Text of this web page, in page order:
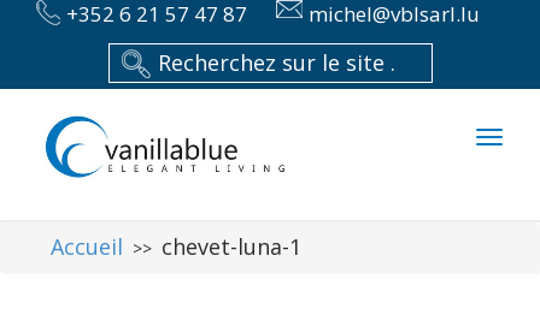
+352 6 21 57 47 87 michel@vblsarl.lu
Accueil >> chevet-luna-1